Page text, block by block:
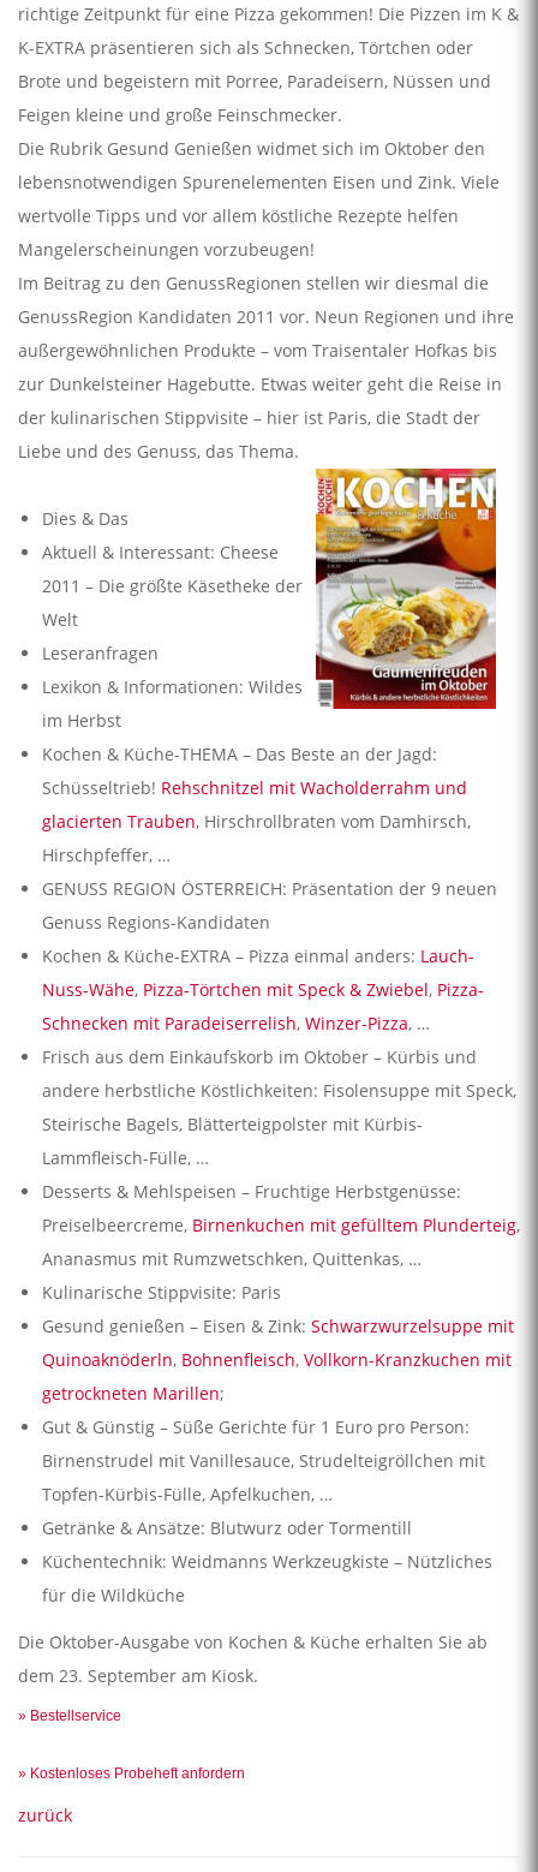
richtige Zeitpunkt für eine Pizza gekommen! Die Pizzen im K &
K-EXTRA präsentieren sich als Schnecken, Törtchen oder
Brote und begeistern mit Porree, Paradeisern, Nüssen und
Feigen kleine und große Feinschmecker.
Die Rubrik Gesund Genießen widmet sich im Oktober den
lebensnotwendigen Spurenelementen Eisen und Zink. Viele
wertvolle Tipps und vor allem köstliche Rezepte helfen
Mangelerscheinungen vorzubeugen!
Im Beitrag zu den GenussRegionen stellen wir diesmal die
GenussRegion Kandidaten 2011 vor. Neun Regionen und ihre
außergewöhnlichen Produkte – vom Traisentaler Hofkas bis
zur Dunkelsteiner Hagebutte. Etwas weiter geht die Reise in
der kulinarischen Stippvisite – hier ist Paris, die Stadt der
Liebe und des Genuss, das Thema.
Dies & Das
Aktuell & Interessant: Cheese
2011 – Die größte Käsetheke der
Welt
Leseranfragen
Lexikon & Informationen: Wildes
im Herbst
Kochen & Küche-THEMA – Das Beste an der Jagd:
Schüsseltrieb! Rehschnitzel mit Wacholderrahm und
glacierten Trauben, Hirschrollbraten vom Damhirsch,
Hirschpfeffer, …
GENUSS REGION ÖSTERREICH: Präsentation der 9 neuen
Genuss Regions-Kandidaten
Kochen & Küche-EXTRA – Pizza einmal anders: Lauch-
Nuss-Wähe, Pizza-Törtchen mit Speck & Zwiebel, Pizza-
Schnecken mit Paradeiserrelish, Winzer-Pizza, …
Frisch aus dem Einkaufskorb im Oktober – Kürbis und
andere herbstliche Köstlichkeiten: Fisolensuppe mit Speck,
Steirische Bagels, Blätterteigpolster mit Kürbis-
Lammfleisch-Fülle, …
Desserts & Mehlspeisen – Fruchtige Herbstgenüsse:
Preiselbeercreme, Birnenkuchen mit gefülltem Plunderteig,
Ananasmus mit Rumzwetschken, Quittenkas, …
Kulinarische Stippvisite: Paris
Gesund genießen – Eisen & Zink: Schwarzwurzelsuppe mit
Quinoaknöderln, Bohnenfleisch, Vollkorn-Kranzkuchen mit
getrockneten Marillen;
Gut & Günstig – Süße Gerichte für 1 Euro pro Person:
Birnenstrudel mit Vanillesauce, Strudelteigröllchen mit
Topfen-Kürbis-Fülle, Apfelkuchen, …
Getränke & Ansätze: Blutwurz oder Tormentill
Küchentechnik: Weidmanns Werkzeugkiste – Nützliches
für die Wildküche
Die Oktober-Ausgabe von Kochen & Küche erhalten Sie ab
dem 23. September am Kiosk.
» Bestellservice
» Kostenloses Probeheft anfordern
zurück